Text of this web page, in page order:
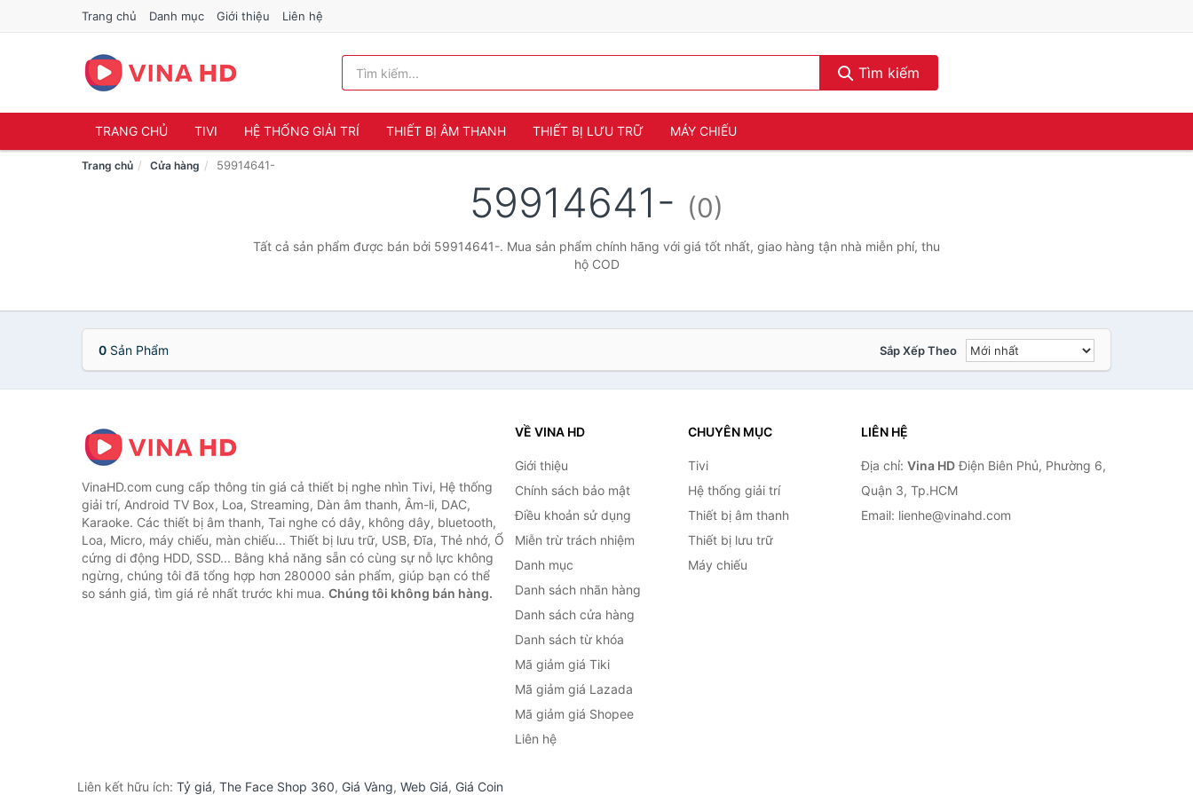
Trang chủ Danh mục Giới thiệu Liên hệ
Tìm kiếm
TRANG CHỦ TIVI HỆ THỐNG GIẢI TRÍ THIẾT BỊ ÂM THANH THIẾT BỊ LƯU TRỮ MÁY CHIẾU
Trang chủ Cửa hàng 59914641-
59914641- (0)
Tất cả sản phẩm được bán bởi 59914641-. Mua sản phẩm chính hãng với giá tốt nhất, giao hàng tận nhà miễn phí, thu
hộ COD
0 Sản Phẩm Sắp Xếp Theo
VinaHD.com cung cấp thông tin giá cả thiết bị nghe nhìn Tivi, Hệ thống
giải trí, Android TV Box, Loa, Streaming, Dàn âm thanh, Âm-li, DAC,
Karaoke. Các thiết bị âm thanh, Tai nghe có dây, không dây, bluetooth,
Loa, Micro, máy chiếu, màn chiếu... Thiết bị lưu trữ, USB, Đĩa, Thẻ nhớ, Ổ
cứng di động HDD, SSD... Bằng khả năng sẵn có cùng sự nỗ lực không
ngừng, chúng tôi đã tổng hợp hơn 280000 sản phẩm, giúp bạn có thể
so sánh giá, tìm giá rẻ nhất trước khi mua. Chúng tôi không bán hàng.
VỀ VINA HD
Giới thiệu
Chính sách bảo mật
Điều khoản sử dụng
Miễn trừ trách nhiệm
Danh mục
Danh sách nhãn hàng
Danh sách cửa hàng
Danh sách từ khóa
Mã giảm giá Tiki
Mã giảm giá Lazada
Mã giảm giá Shopee
Liên hệ
CHUYÊN MỤC
Tivi
Hệ thống giải trí
Thiết bị âm thanh
Thiết bị lưu trữ
Máy chiếu
LIÊN HỆ
Địa chỉ: Vina HDĐiện Biên Phủ, Phường 6,
Quận 3, Tp.HCM
Email: lienhe@vinahd.com
Liên kết hữu ích: Tỷ giá, The Face Shop 360, Giá Vàng, Web Giá, Giá Coin